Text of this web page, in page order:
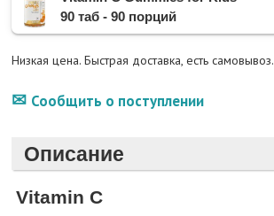
90 таб - 90 порций
Низкая цена. Быстрая доставка, есть самовывоз.
Сообщить о поступлении
Описание
Vitamin C